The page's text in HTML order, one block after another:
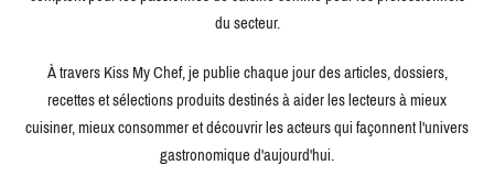
du secteur.
À travers Kiss My Chef, je publie chaque jour des articles, dossiers,
recettes et sélections produits destinés à aider les lecteurs à mieux
cuisiner, mieux consommer et découvrir les acteurs qui façonnent l'univers
gastronomique d'aujourd'hui.